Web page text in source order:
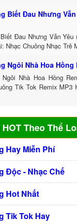
Biết Đau Nhưng
Đau Nhưng Vẫn
Nhạc Chuông Nhạc
Ngôi Nhà Hoa Hồng
Ngôi Nhà Hoa Hồng
Tik Tok Remix MP3
Theo Thể
Hay Miễn Phí
Độc - Nhạc Chế
Hot Nhất
Tik Tok Hay